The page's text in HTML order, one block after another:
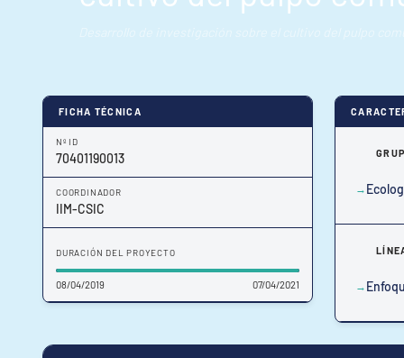
FICHA TÉCNICA
Nº ID
70401190013
COORDINADOR
IIM-CSIC
DURACIÓN DEL PROYECTO
08/04/2019 07/04/2021